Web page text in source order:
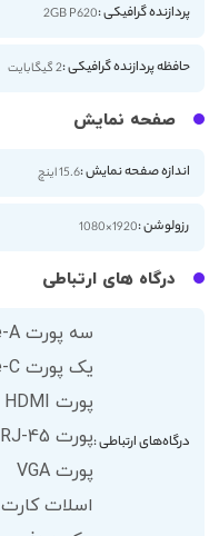
پردازنده گرافیکی :2GB P620
حافظه پردازنده گرافیکی :2 گیگابایت
صفحه نمایش
اندازه صفحه نمایش :15.6 اینچ
رزولوشن :1920×1080
درگاه های ارتباطی
درگاه‌های ارتباطی :
سه پورت USB Type-A
یک پورت USB Type-C
پورت HDMI
پورت RJ-45
پورت VGA
اسلات کارت SD